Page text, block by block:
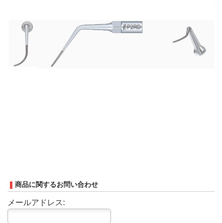
商品に関するお問い合わせ
メールアドレス: